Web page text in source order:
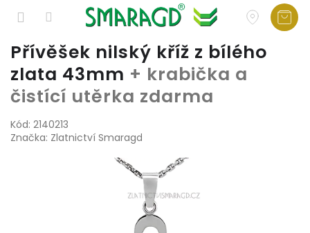
Přejít
obsah
Přívěšek nilský kříž z bílého
zlata 43mm + krabička a
čistící utěrka zdarma
Kód: 2140213
Značka: Zlatnictví Smaragd